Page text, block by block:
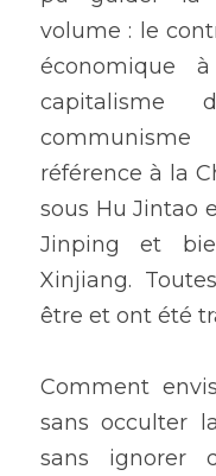
volume : le
économique
référence à la
sous Hu Jintao
Jinping et
Xinjiang.
être et ont été
Comment
sans occulter
sans ignorer